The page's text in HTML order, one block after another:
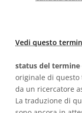
Vedi questo
status del
originale di questo
da un ricercatore
La traduzione di